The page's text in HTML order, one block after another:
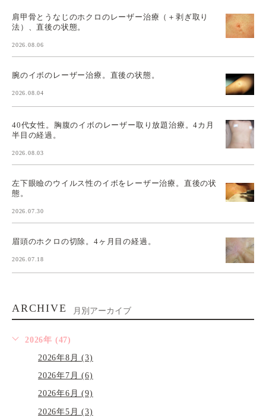
肩甲骨とうなじのホクロのレーザー治療（＋剥ぎ取り
法）、直後の状態。
2026.08.06
腕のイボのレーザー治療。直後の状態。
2026.08.04
40代女性。胸腹のイボのレーザー取り放題治療。4カ月
半目の経過。
2026.08.03
左下眼瞼のウイルス性のイボをレーザー治療。直後の状
態。
2026.07.30
眉頭のホクロの切除。4ヶ月目の経過。
2026.07.18
ARCHIVE 月別アーカイブ
2026年 (47)
2026年8月 (3)
2026年7月 (6)
2026年6月 (9)
2026年5月 (3)